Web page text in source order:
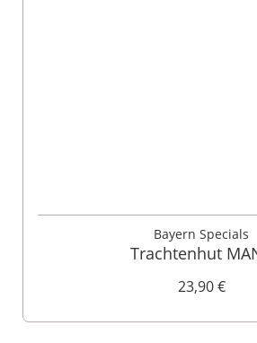
Bayern Specials
Trachtenhut
23,90 €